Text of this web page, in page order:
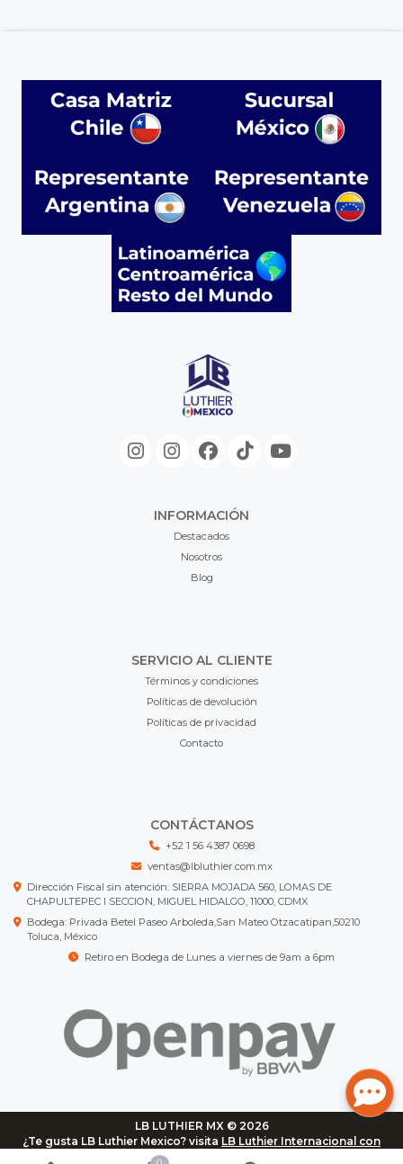
INFORMACIÓN
Destacados
Nosotros
Blog
SERVICIO AL CLIENTE
Términos y condiciones
Políticas de devolución
Políticas de privacidad
Contacto
CONTÁCTANOS
+52 1 56 4387 0698
ventas@lbluthier.com.mx
Dirección Fiscal sin atención: SIERRA MOJADA 560, LOMAS DE
CHAPULTEPEC I SECCION, MIGUEL HIDALGO, 11000, CDMX
Bodega: Privada Betel Paseo Arboleda,San Mateo Otzacatipan,50210
Toluca, México
Retiro en Bodega de Lunes a viernes de 9am a 6pm
LB LUTHIER MX © 2026
¿Te gusta LB Luthier Mexico? visita LB Luthier Internacional con
más de 3.000 productos disponibles